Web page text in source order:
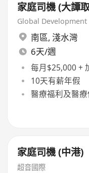
家庭司機 (大譚
Global
南區, 淺水灣
6天/週
每月$25,000 +
10天有薪年假
醫療福利及醫
家庭司機 (中港)
超音國際